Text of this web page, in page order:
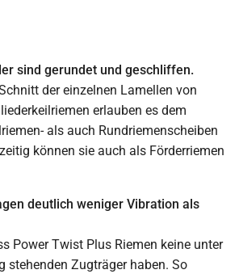
sind gerundet und geschliffen.
der einzelnen Lamellen von
erlauben es dem
als auch Rundriemenscheiben
können sie auch als Förderriemen
deutlich weniger Vibration als
Power Twist Plus Riemen keine unter
stehenden Zugträger haben. So